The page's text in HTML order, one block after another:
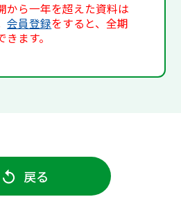
から一年を超えた資料は
会員登録をすると、全期
ます。
戻る